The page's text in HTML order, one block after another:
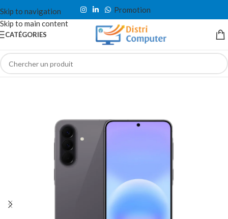
Skip to navigation
Skip to main content
Promotion
CATÉGORIES